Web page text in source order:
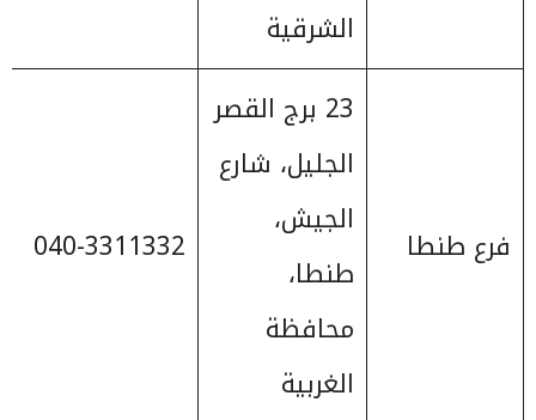
الشرقية
فرع طنطا
23 برج القصر
الجليل، شارع
الجيش،
طنطا،
محافظة
الغربية
040-3311332